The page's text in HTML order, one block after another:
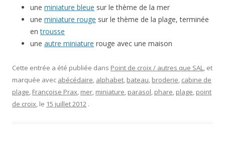
une miniature bleue sur le thème de la mer
une miniature rouge sur le thème de la plage, terminée
entrousse
une autre miniature rouge avec une maison
Cette entrée a été publiée dans Point de croix / autres que SAL, et
marquée avec abécédaire, alphabet, bateau, broderie, cabine de
plage, Françoise Prax, mer, miniature, parasol, phare, plage, point
de croix, le 15 juillet 2012 .